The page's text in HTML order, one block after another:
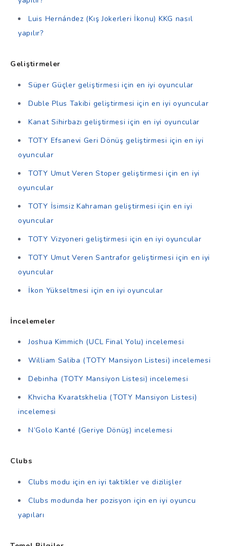
Luis Hernández (Kış Jokerleri İkonu) KKG nasıl
yapılır?
Geliştirmeler
Süper Güçler geliştirmesi için en iyi oyuncular
Duble Plus Takibi geliştirmesi için en iyi oyuncular
Kanat Sihirbazı geliştirmesi için en iyi oyuncular
TOTY Efsanevi Geri Dönüş geliştirmesi için en iyi
oyuncular
TOTY Umut Veren Stoper geliştirmesi için en iyi
oyuncular
TOTY İsimsiz Kahraman geliştirmesi için en iyi
oyuncular
TOTY Vizyoneri geliştirmesi için en iyi oyuncular
TOTY Umut Veren Santrafor geliştirmesi için en iyi
oyuncular
İkon Yükseltmesi için en iyi oyuncular
İncelemeler
Joshua Kimmich (UCL Final Yolu) incelemesi
William Saliba (TOTY Mansiyon Listesi) incelemesi
Debinha (TOTY Mansiyon Listesi) incelemesi
Khvicha Kvaratskhelia (TOTY Mansiyon Listesi)
incelemesi
N’Golo Kanté (Geriye Dönüş) incelemesi
Clubs
Clubs modu için en iyi taktikler ve dizilişler
Clubs modunda her pozisyon için en iyi oyuncu
yapıları